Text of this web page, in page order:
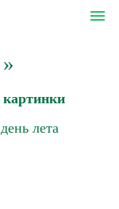
menu
лета